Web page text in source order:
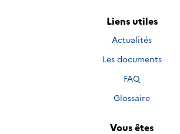
Liens utiles
Actualités
Les documents
FAQ
Glossaire
Vous êtes